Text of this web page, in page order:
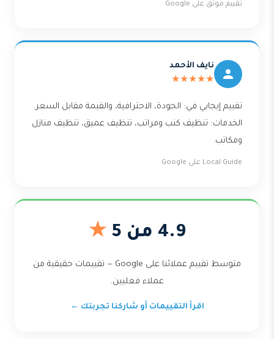
تقييم موثّق على Google
نايف الأحمد
★★★★★
تقييم إيجابي في: الجودة، الاحترافية، والقيمة مقابل السعر.
الخدمات: تنظيف كنب ومراتب، تنظيف عميق، تنظيف منازل
ومكاتب.
Local Guide على Google
4.9 من 5 ★
متوسط تقييم عملائنا على Google — تقييمات حقيقية من
عملاء فعليين.
اقرأ التقييمات أو شاركنا تجربتك ←